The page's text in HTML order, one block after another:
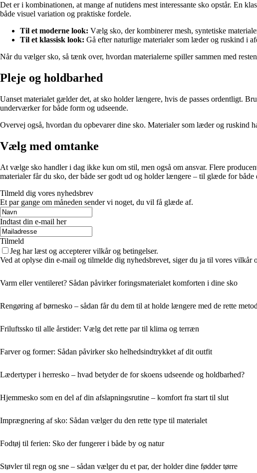
Det er i kombinationen, at mange af nutidens mest interessante sko opstår. En
både visuel variation og praktiske fordele.
Til et moderne look: Vælg sko, der kombinerer mesh, syntetiske
Til et klassisk look: Gå efter naturlige materialer som læder og ruskind i
Når du vælger sko, så tænk over, hvordan materialerne spiller sammen med
Pleje og holdbarhed
Uanset materialet gælder det, at sko holder længere, hvis de passes ordentligt.
underværker for både form og udseende.
Overvej også, hvordan du opbevarer dine sko. Materialer som læder og ruskind
Vælg med omtanke
At vælge sko handler i dag ikke kun om stil, men også om ansvar. Flere
materialer får du sko, der både ser godt ud og holder længere – til glæde for både
Tilmeld dig vores nyhedsbrev
Et par gange om måneden sender vi noget, du vil få glæde af.
Indtast din e-mail her
Tilmeld
Jeg har læst og accepterer vilkår og betingelser.
Ved at oplyse din e-mail og tilmelde dig nyhedsbrevet, siger du ja til vores
Varm eller ventileret? Sådan påvirker foringsmaterialet komforten i dine sko
Rengøring af børnesko – sådan får du dem til at holde længere med de rette
Friluftssko til alle årstider: Vælg det rette par til klima og terræn
Farver og former: Sådan påvirker sko helhedsindtrykket af dit outfit
Lædertyper i herresko – hvad betyder de for skoens udseende og holdbarhed?
Hjemmesko som en del af din afslapningsrutine – komfort fra start til slut
Imprægnering af sko: Sådan vælger du den rette type til materialet
Fodtøj til ferien: Sko der fungerer i både by og natur
Støvler til regn og sne – sådan vælger du et par, der holder dine fødder tørre